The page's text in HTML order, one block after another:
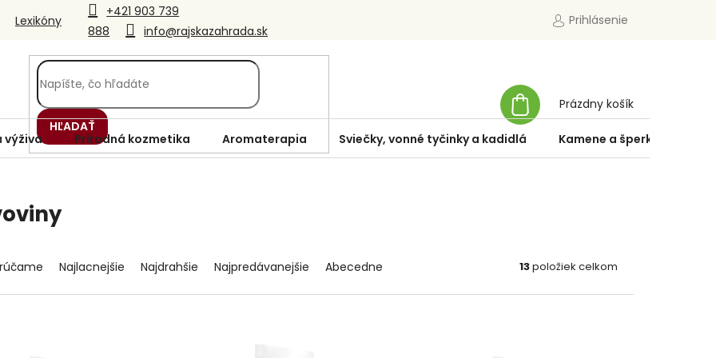
+421 903 739
888
info@rajskazahrada.sk
Lexikóny Prihlásenie
HĽADAŤ
KOŠÍK
Prázdny košík
výživa Prírodná kozmetika Aromaterapia Sviečky, vonné tyčinky a kadidlá Kamene a šperky
Najlacnejšie Najdrahšie Najpredávanejšie Abecedne 13položiek celkom